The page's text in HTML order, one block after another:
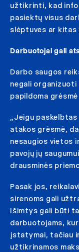
užtikrinti, kad
pasiektų visus
slėptuves ar
Darbuotojai gali
Darbo saugos
negali
papildoma
„Jeigu
atakos grėsmė,
nesaugios vietos
pavojų jų
drausminės
Pasak jos,
sirenoms gali
Išimtys gali būti
darbuotojams,
įstatymai, tačiau
užtikrinamos